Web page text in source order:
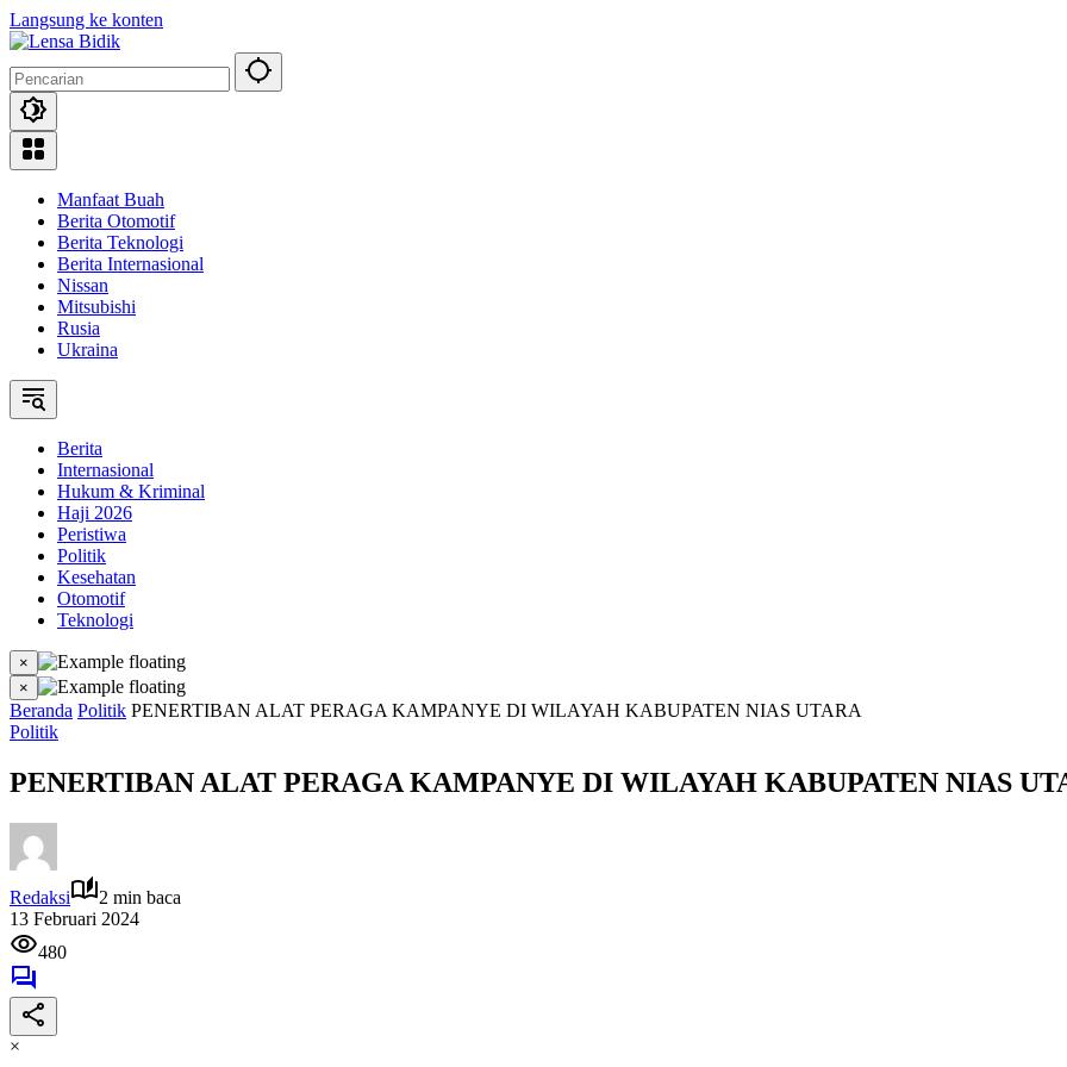
Langsung ke konten
Manfaat Buah
Berita Otomotif
Berita Teknologi
Berita Internasional
Nissan
Mitsubishi
Rusia
Ukraina
Berita
Internasional
Hukum & Kriminal
Haji 2026
Peristiwa
Politik
Kesehatan
Otomotif
Teknologi
×
×
Beranda Politik PENERTIBAN ALAT PERAGA KAMPANYE DI WILAYAH KABUPATEN NIAS UTARA
Politik
PENERTIBAN ALAT PERAGA KAMPANYE DI WILAYAH KABUPATEN NIAS
Redaksi
2 min baca
13 Februari 2024
480
×